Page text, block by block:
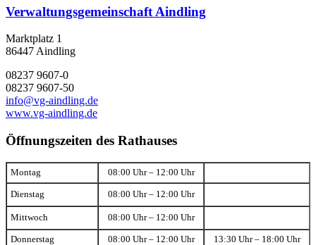
Verwaltungsgemeinschaft Aindling
Marktplatz 1
86447 Aindling
08237 9607-0
08237 9607-50
info@vg-aindling.de
www.vg-aindling.de
Öffnungszeiten des Rathauses
Montag 08:00 Uhr – 12:00 Uhr
Dienstag 08:00 Uhr – 12:00 Uhr
Mittwoch 08:00 Uhr – 12:00 Uhr
Donnerstag 08:00 Uhr – 12:00 Uhr 13:30 Uhr – 18:00 Uhr